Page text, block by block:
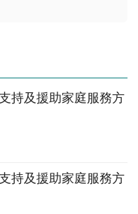
持及援助家庭服務方
持及援助家庭服務方